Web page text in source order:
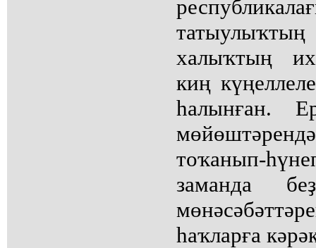
халыҡтың
киң
һалынған.
тоҡанып-
заманда
һаҡларға